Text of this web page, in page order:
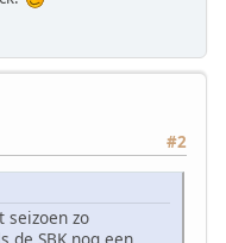
#2
seizoen zo